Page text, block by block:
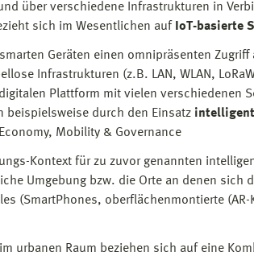
über verschiedene Infrastrukturen in
sich im Wesentlichen auf IoT-basierte
Geräten einen omnipräsenten
Infrastrukturen (z.B. LAN, WLAN,
Plattform mit vielen verschiedenen
beispielsweise durch den Einsatz
Mobility & Governance
Kontext für zu zuvor genannten
Umgebung bzw. die Orte an denen sich
(SmartPhones, oberflächenmontierte
urbanen Raum beziehen sich auf eine